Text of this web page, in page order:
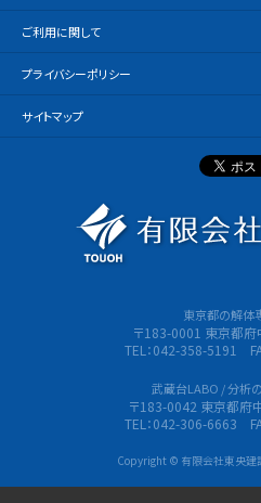
ご利用に関して
プライバシーポリシー
サイトマップ
東京都の解体
〒183-0001 東京都
TEL：042-358-5191
武蔵台LABO / 分析の
〒183-0042 東京都府
TEL：042-306-6663
Copyright © 有限会社東央建